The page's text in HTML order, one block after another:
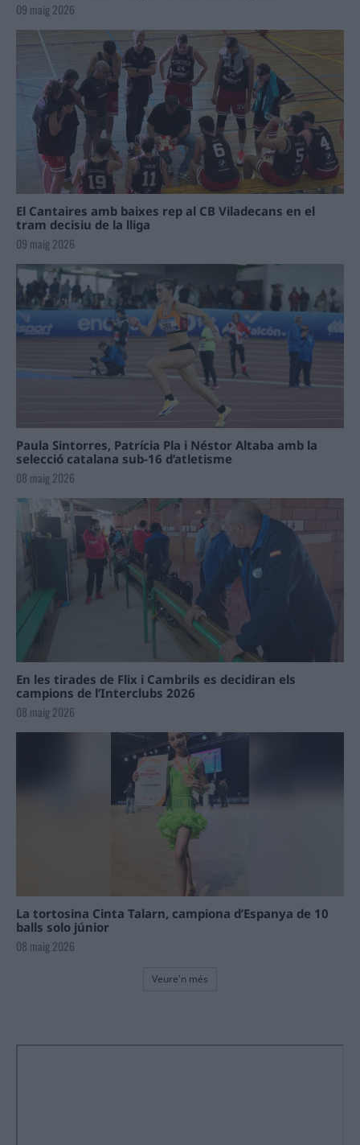
09 maig 2026
El Cantaires amb baixes rep al CB Viladecans en el
tram decisiu de la lliga
09 maig 2026
Paula Sintorres, Patrícia Pla i Néstor Altaba amb la
selecció catalana sub-16 d’atletisme
08 maig 2026
En les tirades de Flix i Cambrils es decidiran els
campions de l’Interclubs 2026
08 maig 2026
La tortosina Cinta Talarn, campiona d’Espanya de 10
balls solo júnior
08 maig 2026
Veure'n més